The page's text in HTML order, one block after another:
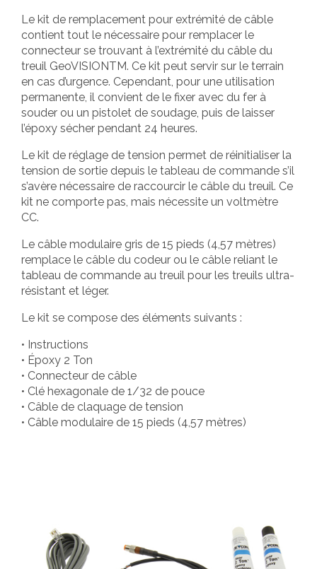
Le kit de remplacement pour extrémité de câble
contient tout le nécessaire pour remplacer le
connecteur se trouvant à l’extrémité du câble du
treuil GeoVISIONTM. Ce kit peut servir sur le terrain
en cas d’urgence. Cependant, pour une utilisation
permanente, il convient de le fixer avec du fer à
souder ou un pistolet de soudage, puis de laisser
l’époxy sécher pendant 24 heures.
Le kit de réglage de tension permet de réinitialiser la
tension de sortie depuis le tableau de commande s’il
s’avère nécessaire de raccourcir le câble du treuil. Ce
kit ne comporte pas, mais nécessite un voltmètre
CC.
Le câble modulaire gris de 15 pieds (4,57 mètres)
remplace le câble du codeur ou le câble reliant le
tableau de commande au treuil pour les treuils ultra-
résistant et léger.
Le kit se compose des éléments suivants :
• Instructions
• Époxy 2 Ton
• Connecteur de câble
• Clé hexagonale de 1/32 de pouce
• Câble de claquage de tension
• Câble modulaire de 15 pieds (4,57 mètres)